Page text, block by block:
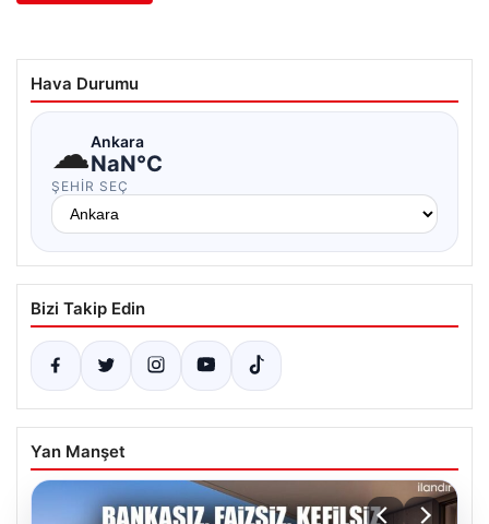
Hava Durumu
☁Ankara
NaN°C
ŞEHIR SEÇ
Bizi Takip Edin
Yan Manşet